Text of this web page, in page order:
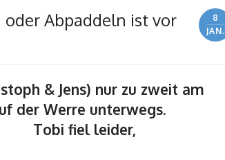
oder Abpaddeln ist vor
8
JAN.
& Jens) nur zu zweit am
auf der Werre unterwegs.